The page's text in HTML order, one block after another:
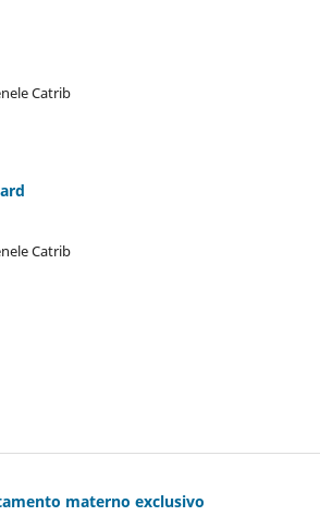
Catrib
Catrib
materno exclusivo